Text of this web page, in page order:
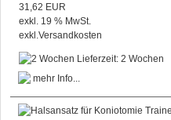
31,62 EUR
exkl. 19 % MwSt.
exkl.Versandkosten
Lieferzeit: 2 Wochen